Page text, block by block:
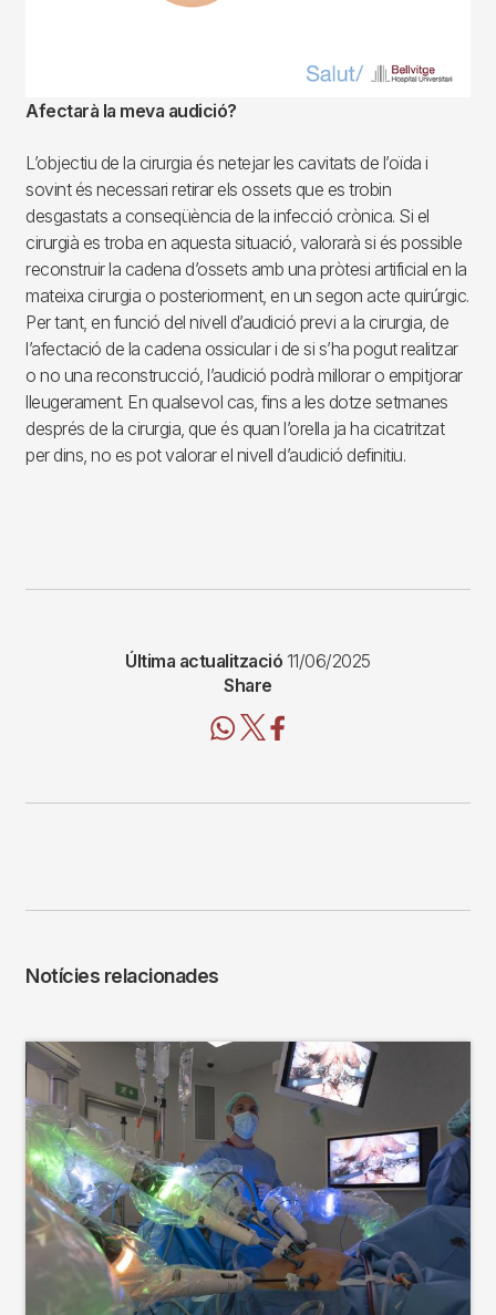
Afectarà la meva audició?
L’objectiu de la cirurgia és netejar les cavitats de l’oïda i
sovint és necessari retirar els ossets que es trobin
desgastats a conseqüència de la infecció crònica. Si el
cirurgià es troba en aquesta situació, valorarà si és possible
reconstruir la cadena d’ossets amb una pròtesi artificial en la
mateixa cirurgia o posteriorment, en un segon acte quirúrgic.
Per tant, en funció del nivell d’audició previ a la cirurgia, de
l’afectació de la cadena ossicular i de si s’ha pogut realitzar
o no una reconstrucció, l’audició podrà millorar o empitjorar
lleugerament. En qualsevol cas, fins a les dotze setmanes
després de la cirurgia, que és quan l’orella ja ha cicatritzat
per dins, no es pot valorar el nivell d’audició definitiu.
Última actualització 11/06/2025
Share
Notícies relacionades